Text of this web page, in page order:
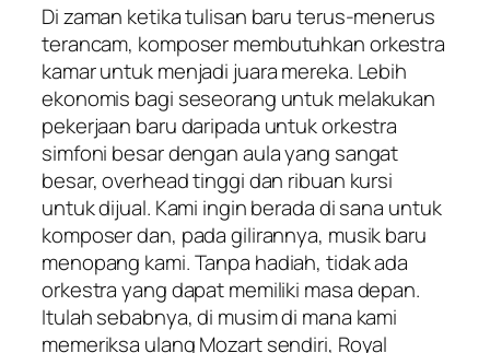
Di zaman ketika tulisan baru terus-menerus
terancam, komposer membutuhkan orkestra
kamar untuk menjadi juara mereka. Lebih
ekonomis bagi seseorang untuk melakukan
pekerjaan baru daripada untuk orkestra
simfoni besar dengan aula yang sangat
besar, overhead tinggi dan ribuan kursi
untuk dijual. Kami ingin berada di sana untuk
komposer dan, pada gilirannya, musik baru
menopang kami. Tanpa hadiah, tidak ada
orkestra yang dapat memiliki masa depan.
Itulah sebabnya, di musim di mana kami
memeriksa ulang Mozart sendiri, Royal